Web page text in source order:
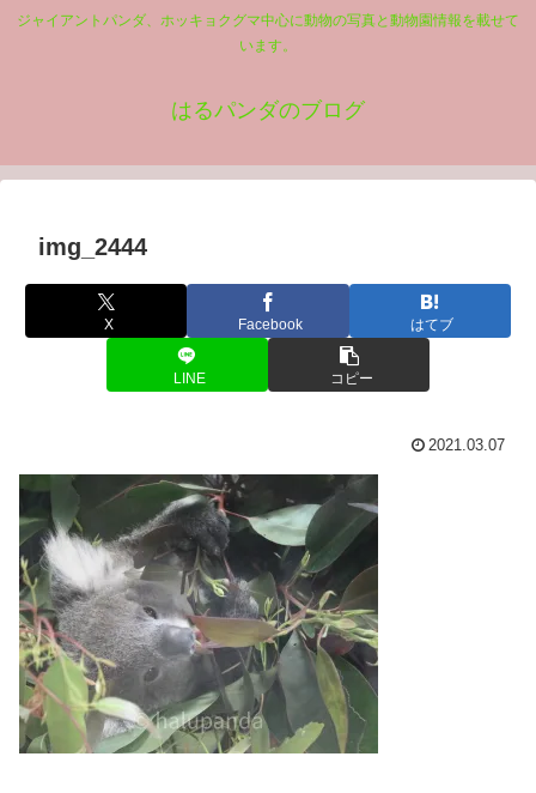
ジャイアントパンダ、ホッキョクグマ中心に動物の写真と動物園情報を載せて
います。
はるパンダのブログ
img_2444
X Facebook はてブ
LINE コピー
2021.03.07